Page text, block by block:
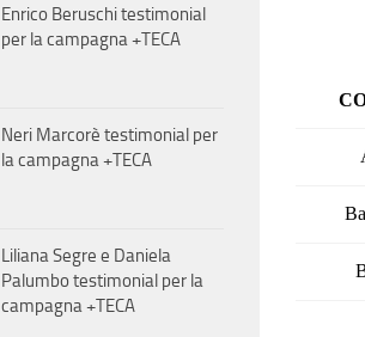
Enrico Beruschi testimonial
per la campagna +TECA
Neri Marcorè testimonial per
la campagna +TECA
Liliana Segre e Daniela
Palumbo testimonial per la
campagna +TECA